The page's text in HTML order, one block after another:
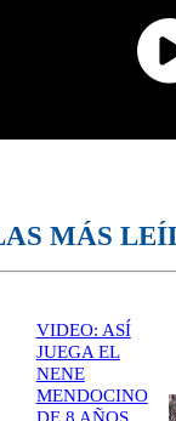
MÁS
VIDEO: ASÍ
JUEGA EL
NENE
MENDOCINO
DE 8 AÑOS